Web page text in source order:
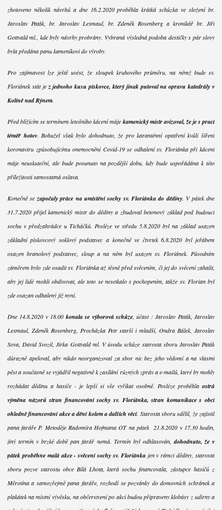
zhotoveno několik návrhů a dne 16.2.2020 proběhla krátká schůzka ve složení br.
Jaroslav Paták, br. Jaroslav Lexmaul, br. Zdeněk Rosenberg a kronikář br. Jiří
Gottvald ml., kde byly návrhy probrány. Vybraná výsledná podoba destičky s pár slovy
byla předána panu kameníkovi do výroby.
Pro zajímavost lze ještě uvést, že sloupek kruhového průměru, na němž bude sv.
Floriánek stát je z jednoho kusu pískovce, který jinak putoval na opravu katedrály v
Kolíně nad Rýnem.
Před blížícím se termínem letošního kácení máje kamenický mistr avizoval, že je s prací
téměř hotov. Bohužel však bylo dohodnuto, že pro karanténní opatření kvůli šíření
koronaviru způsobujícímu onemocnění Covid-19 se odhalení sv. Floriánka při kácení
máje neuskuteční, ale bude posunuto na pozdější dobu, kdy bude uspořádána k této
příležitosti samostatná oslava.
Konečně se započaly práce na umístění sochy sv. Floriánka do dědiny. V pátek dne
31.7.2020 přijel kamenický mistr do dědiny a zbudoval betonový základ pod budoucí
sochu v předzahrádce u Ticháčků. Posléze ve středu 5.8.2020 byl na základ usazen
základní pískovcový soklový podstavec a konečně ve čtvrtek 6.8.2020 byl jeřábem
osazen hranolový podstavec, sloup a na něm byl usazen sv. Floriánek. Původním
záměrem bylo zde osadit sv. Floriánka až těsně před svěcením, či jej do svěcení zahalit,
aby jej lidé mohli obdivovat, ale toto se nesetkalo s pochopením, takže sv. Florian byl
zde osazan odhalený již nyní.
Dne 14.8.2020 v 18.00 konala se výborová schůze, účast : Jaroslav Paták, Jaroslav
Lexmaul, Zdeněk Rosenberg, Procházka Petr starší i mladší, Ondra Bálek, Jaroslav
Sova, David Svozil, Jirka Gottvald ml. V úvodu schůze starosta sboru Jaroslav Paták
důrazně apeloval, aby nikdo neorganizoval za sbor nic bez jeho vědomí a na vlastní
pěst a současně se vyjádřil negativně k zasílání různých zpráv a e-mailů, které by mohly
rozhádat dědinu a hasiče - je lepší si vše vyříkat osobně. Posléze proběhlaostrá
výměna názorů stran financování sochy sv. Floriánka, stran komunikace s obcí
ohledně financování akce a dění kolem a dalších věcí. Starosta sboru sdělil, že zajistil
pana faráře P. Metoděje Radomíra Hofmana OT na pátek 21.8.2020 v 17.30 hodin,
jiný termín v brzké době pan farář nemá. Termín byl odhlasován,dohodnuto, že v
pátek proběhne malá akce - svěcení sochy sv. Floriánka jen v rámci dědiny, starosta
sboru pozve starostu obce Bílá Lhota, která sochu financovala, zástupce hasičů z
Měrotína a samozřejmě pana faráře, rozhodí se pozvánky do domovních schránek a
plakátek na místní vývěsku, na občerstvení po akci budou připraveny klobásy z udírny a